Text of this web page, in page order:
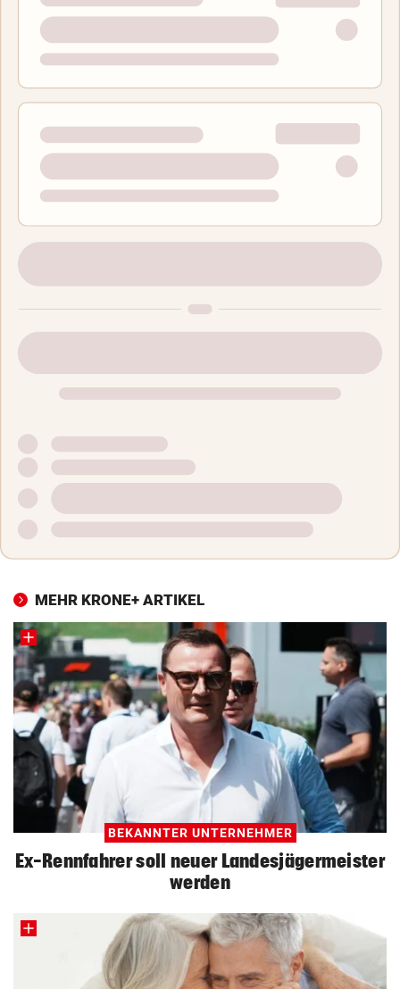
MEHR KRONE+ ARTIKEL
BEKANNTER UNTERNEHMER
Ex-Rennfahrer soll neuer Landesjägermeister
werden